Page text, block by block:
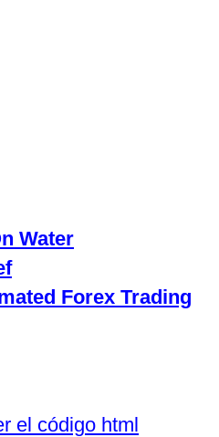
Water
Forex Trading
el código html